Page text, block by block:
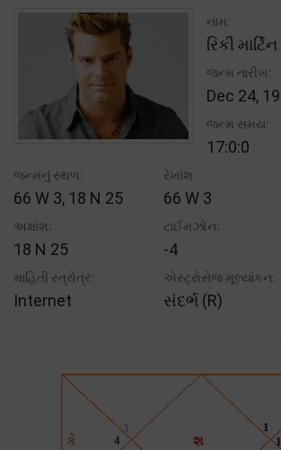
નામ:
રિકી માર્ટિન
જન્મ તારીખ:
Dec 24,
જન્મ સમય:
17:0:0
જન્મનું સ્થળ:
66 W 3, 18 N 25
રેખાંશ:
66 W 3
અક્ષાંશ:
18 N 25
ટાઈમઝોન:
-4
માહિતી સ્ત્રોત્ર:
Internet
એસ્ટ્રોસેજ મૂલ્યાંકન:
સંદર્ભ (R)